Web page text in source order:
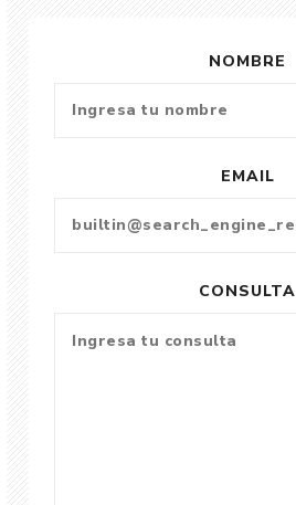
NOMBRE
EMAIL
CONSULTA